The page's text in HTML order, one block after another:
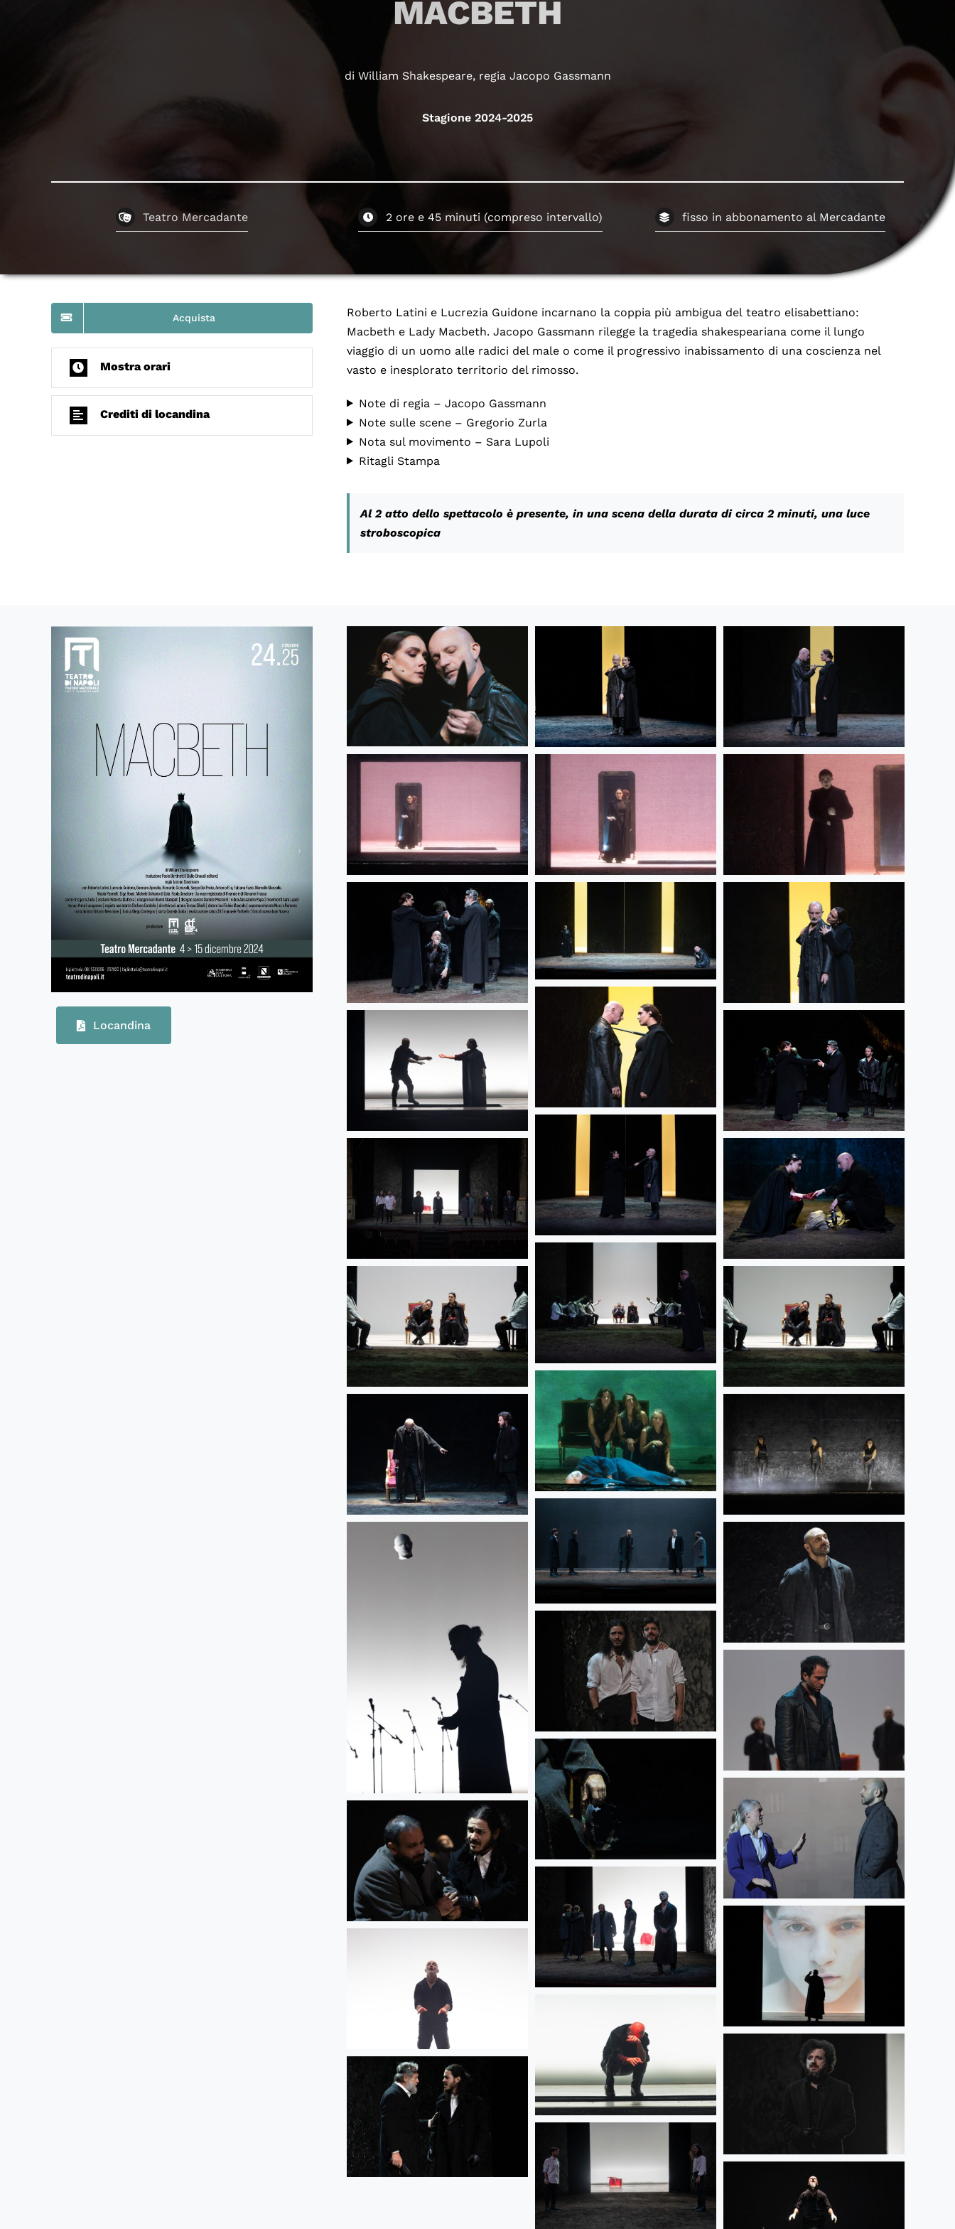
MACBETH
di William Shakespeare, regia Jacopo Gassmann
Stagione 2024-2025
Teatro Mercadante 2 ore e 45 minuti (compreso intervallo) fisso in abbonamento al Mercadante
Acquista
Mostra orari
Crediti di locandina
Roberto Latini e Lucrezia Guidone incarnano la coppia più ambigua del teatro elisabettiano:
Macbeth e Lady Macbeth. Jacopo Gassmann rilegge la tragedia shakespeariana come il lungo
viaggio di un uomo alle radici del male o come il progressivo inabissamento di una coscienza nel
vasto e inesplorato territorio del rimosso.
Note di regia – Jacopo Gassmann
Note sulle scene – Gregorio Zurla
Nota sul movimento – Sara Lupoli
Ritagli Stampa
Al 2 atto dello spettacolo è presente, in una scena della durata di circa 2 minuti, una luce
stroboscopica
Locandina